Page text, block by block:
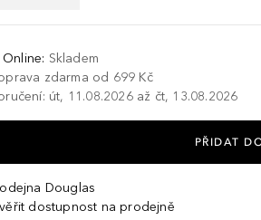
Online: Skladem
zdarma od 699 Kč
út, 11.08.2026 až čt, 13.08.2026
PŘIDAT
Douglas
dostupnost na prodejně